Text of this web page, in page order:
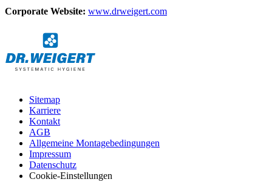
Corporate Website: www.drweigert.com
Sitemap
Karriere
Kontakt
AGB
Allgemeine Montagebedingungen
Impressum
Datenschutz
Cookie-Einstellungen